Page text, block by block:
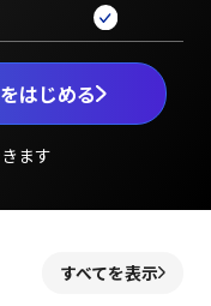
はじめる
ます
すべてを表示